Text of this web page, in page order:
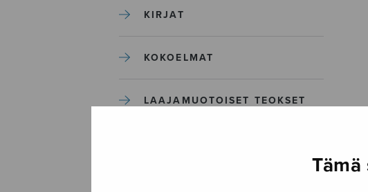
Tämä
KIRJAT
KOKOELMAT
LAAJAMUOTOISET TEOKSET